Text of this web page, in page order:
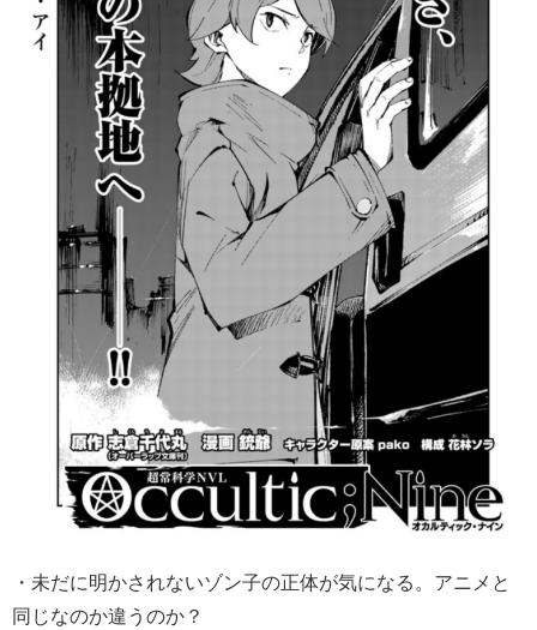
・未だに明かされないゾン子の正体が気になる。アニメと
同じなのか違うのか？